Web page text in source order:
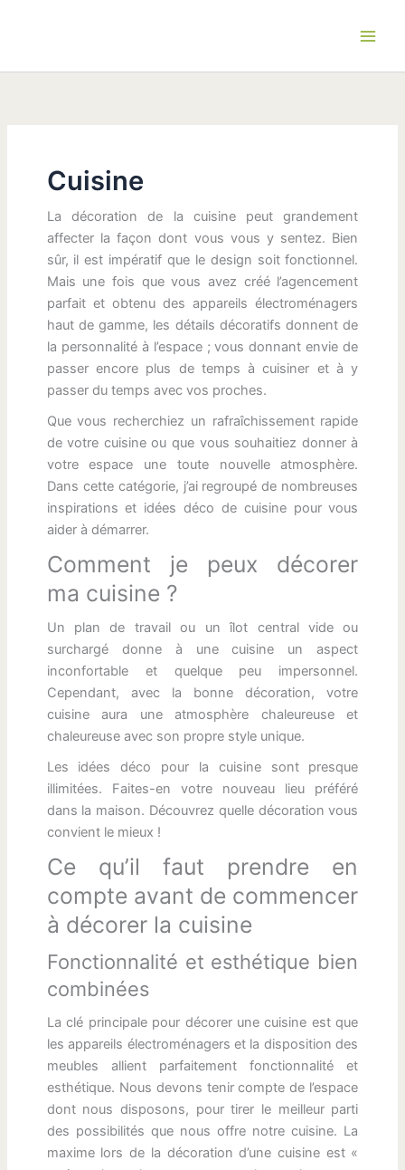
Cuisine
La décoration de la cuisine peut grandement
affecter la façon dont vous vous y sentez. Bien
sûr, il est impératif que le design soit fonctionnel.
Mais une fois que vous avez créé l’agencement
parfait et obtenu des appareils électroménagers
haut de gamme, les détails décoratifs donnent de
la personnalité à l’espace ; vous donnant envie de
passer encore plus de temps à cuisiner et à y
passer du temps avec vos proches.
Que vous recherchiez un rafraîchissement rapide
de votre cuisine ou que vous souhaitiez donner à
votre espace une toute nouvelle atmosphère.
Dans cette catégorie, j’ai regroupé de nombreuses
inspirations et idées déco de cuisine pour vous
aider à démarrer.
Comment je peux décorer
ma cuisine ?
Un plan de travail ou un îlot central vide ou
surchargé donne à une cuisine un aspect
inconfortable et quelque peu impersonnel.
Cependant, avec la bonne décoration, votre
cuisine aura une atmosphère chaleureuse et
chaleureuse avec son propre style unique.
Les idées déco pour la cuisine sont presque
illimitées. Faites-en votre nouveau lieu préféré
dans la maison. Découvrez quelle décoration vous
convient le mieux !
Ce qu’il faut prendre en
compte avant de commencer
à décorer la cuisine
Fonctionnalité et esthétique bien
combinées
La clé principale pour décorer une cuisine est que
les appareils électroménagers et la disposition des
meubles allient parfaitement fonctionnalité et
esthétique. Nous devons tenir compte de l’espace
dont nous disposons, pour tirer le meilleur parti
des possibilités que nous offre notre cuisine. La
maxime lors de la décoration d’une cuisine est «